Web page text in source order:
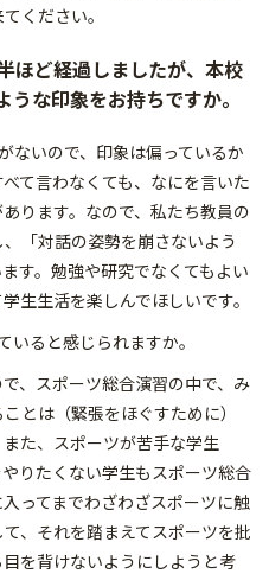
ください。
ほど経過しましたが、本校
な印象をお持ちですか。
ないので、印象は偏っているか
て言わなくても、なにを言いた
ります。なので、私たち教員の
「対話の姿勢を崩さないよう
す。勉強や研究でなくてもよい
生生活を楽しんでほしいです。
ると感じられますか。
、スポーツ総合演習の中で、み
とは（緊張をほぐすために）
た、スポーツが苦手な学生
りたくない学生もスポーツ総合
ってまでわざわざスポーツに触
、それを踏まえてスポーツを批
を背けないようにしようと考